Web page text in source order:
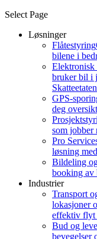
Select Page
Løsninger
Flåtestyring
bilene i
bruker bil i
GPS-
deg
som jobber
Pro
løsning
Bildeling
booking av
Industrier
Transport
lokasjoner
effektiv flyt
Bud og
bevegelser